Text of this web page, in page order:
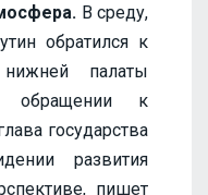
В среду,
обратился к
палаты
обращении к
государства
развития
пишет